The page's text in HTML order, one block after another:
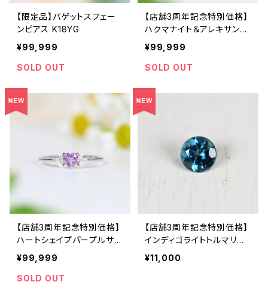
【限定品】バゲットスフェー
ンピアス K18YG
¥99,999
SOLD OUT
【店舗3周年記念特別価格】
ハクマナイト＆アレキサンド
ライト Pt950 リング 12号
（GH1222）
¥99,999
SOLD OUT
【店舗3周年記念特別価格】
ハートシェイプパープルサフ
ァイア Pt950 リング 11号
（GH1145A）
¥99,999
SOLD OUT
【店舗3周年記念特別価格】
インディゴライトトルマリン
0.132ct（ソーティング付き）
SA27788
¥11,000